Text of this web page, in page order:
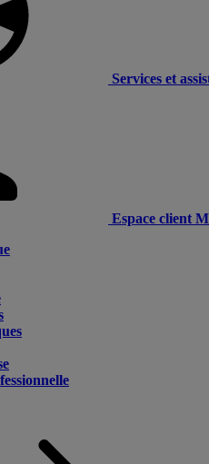
Services et
Espace client